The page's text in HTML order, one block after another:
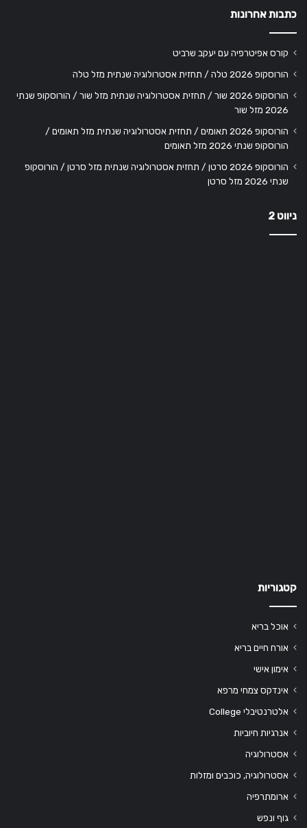
כתבות אחרונות
קורס אפיטרפיה עם יעקב שרביט
הורוסקופ 2026 טלה / תחזית אסטרולוגיה שנתית מזל טלה
הורוסקופ 2026 שור / תחזית אסטרולוגיה שנתית מזל שור / הורוסקופ שנתי
2026 מזל שור
הורוסקופ 2026 תאומים / תחזית אסטרולוגיה שנתית מזל תאומים /
הורוסקופ שנתי 2026 מזל תאומים
הורוסקופ 2026 סרטן / תחזית אסטרולוגיה שנתית מזל סרטן / הורוסקופ
שנתי 2026 מזל סרטן
ניווט 2
קטגוריות
אוכל בריא
אורח חיים בריא
אימון אישי
אינדקס צמחי מרפא
אלטרנטיבלי College
אנרגיות חיוביות
אסטרולוגיה
אסטרולוגיה, כוכבים ומזלות
ארומתרפיה
גוף ונפש